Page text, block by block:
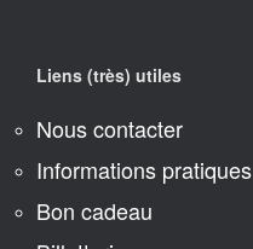
Liens (très) utiles
Nous contacter
Informations pratiques
Bon cadeau